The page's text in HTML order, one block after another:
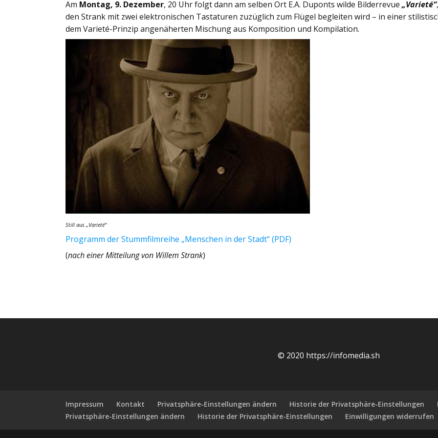
Am Montag, 9. Dezember, 20 Uhr folgt dann am selben Ort E.A. Duponts wilde Bilderrevue„Varieté“
den Strank mit zwei elektronischen Tastaturen zuzüglich zum Flügel begleiten wird – in einer
dem Varieté-Prinzip angenäherten Mischung aus Komposition und Kompilation.
Still aus„Varieté“
Programm der Stummfilmreihe „Menschen in der Stadt“ (PDF)
(nach einer Mitteilung von Willem Strank)
© 2020 https://infomedia.sh
Impressum Kontakt Privatsphäre-Einstellungen ändern Historie der Privatsphäre-Einstellungen
Privatsphäre-Einstellungen ändern
Historie der Privatsphäre-Einstellungen Einwilligungen widerrufen